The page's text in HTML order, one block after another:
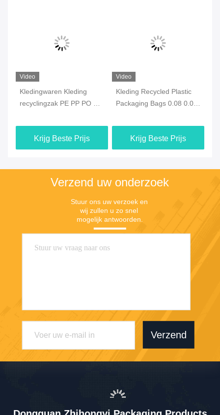
Video
Kledingwaren Kleding
recyclingzak PE PP PO CP
Krijg Beste Prijs
Video
Kleding Recycled Plastic
Packaging Bags 0.08 0.09
Krijg Beste Prijs
Verzend uw onderzoek
Stuur ons uw verzoek en
wij zullen u zo snel
mogelijk antwoorden.
Verzend